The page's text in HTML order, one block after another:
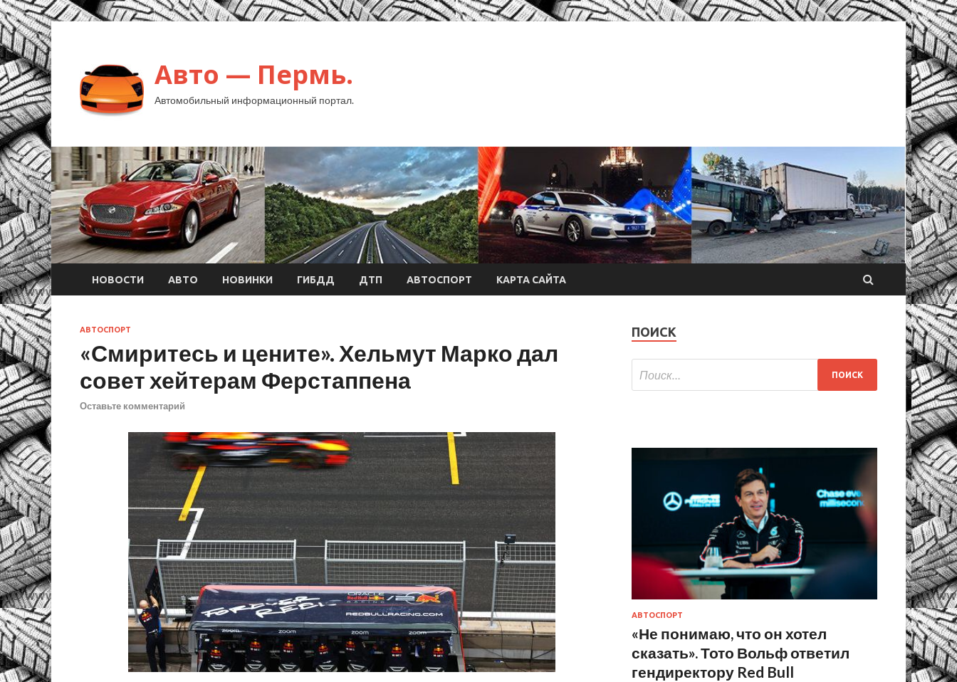
Авто — Пермь.
Автомобильный информационный портал.
НОВОСТИ АВТО НОВИНКИ ГИБДД ДТП АВТОСПОРТ КАРТА САЙТА
АВТОСПОРТ
«Смиритесь и цените». Хельмут Марко дал
совет хейтерам Ферстаппена
Оставьте комментарий
ПОИСК
АВТОСПОРТ
«Не понимаю, что он хотел
сказать». Тото Вольф ответил
гендиректору Red Bull